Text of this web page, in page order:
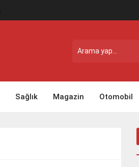
Sağlık Magazin Otomobil